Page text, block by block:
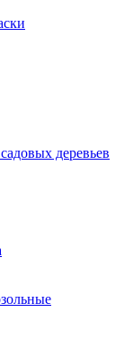
деревьев